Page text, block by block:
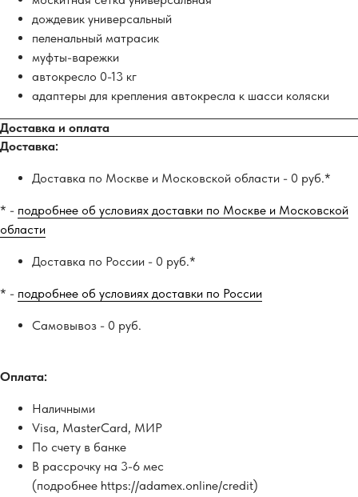
дождевик универсальный
пеленальный матрасик
муфты-варежки
автокресло 0-13 кг
адаптеры для крепления автокресла к шасси коляски
Доставка и оплата
Доставка:
Доставка по Москве и Московской области - 0 руб.*
* - подробнее об условиях доставки по Москве и Московской
области
Доставка по России - 0 руб.*
* - подробнее об условиях доставки по России
Самовывоз - 0 руб.
Оплата:
Наличными
Visa, MasterCard, МИР
По счету в банке
В рассрочку на 3-6 мес
(подробнее https://adamex.online/credit)